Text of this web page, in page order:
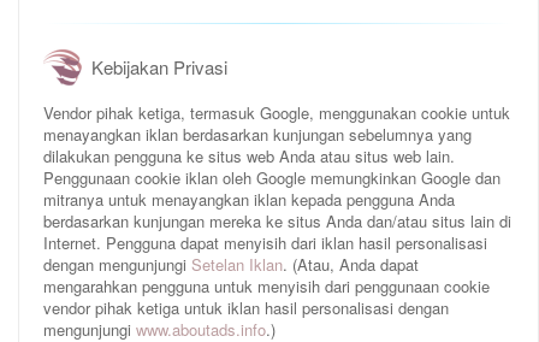
Kebijakan Privasi
Vendor pihak ketiga, termasuk Google, menggunakan cookie untuk
menayangkan iklan berdasarkan kunjungan sebelumnya yang
dilakukan pengguna ke situs web Anda atau situs web lain.
Penggunaan cookie iklan oleh Google memungkinkan Google dan
mitranya untuk menayangkan iklan kepada pengguna Anda
berdasarkan kunjungan mereka ke situs Anda dan/atau situs lain di
Internet. Pengguna dapat menyisih dari iklan hasil personalisasi
dengan mengunjungi Setelan Iklan. (Atau, Anda dapat
mengarahkan pengguna untuk menyisih dari penggunaan cookie
vendor pihak ketiga untuk iklan hasil personalisasi dengan
mengunjungi www.aboutads.info.)